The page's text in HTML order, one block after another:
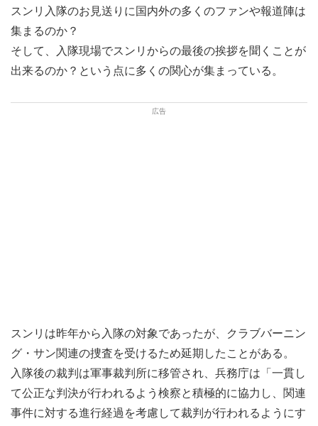
スンリ入隊のお見送りに国内外の多くのファンや報道陣は
集まるのか？
そして、入隊現場でスンリからの最後の挨拶を聞くことが
出来るのか？という点に多くの関心が集まっている。
スンリは昨年から入隊の対象であったが、クラブバーニン
グ・サン関連の捜査を受けるため延期したことがある。
入隊後の裁判は軍事裁判所に移管され、兵務庁は「一貫し
て公正な判決が行われるよう検察と積極的に協力し、関連
事件に対する進行経過を考慮して裁判が行われるようにす